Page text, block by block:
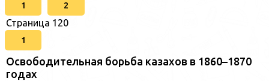
1 2
Страница 120
1
Освободительная борьба казахов в 1860–1870
годах